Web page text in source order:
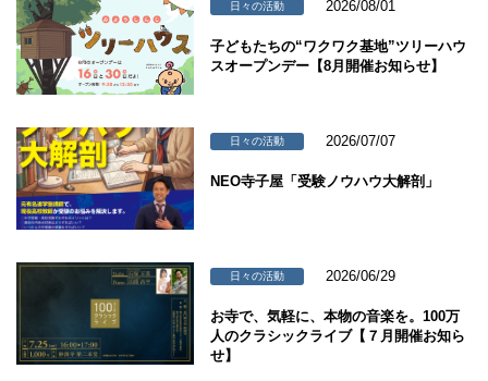
日々の活動 2026/08/01
子どもたちの“ワクワク基地”ツリーハウ
スオープンデー【8月開催お知らせ】
日々の活動 2026/07/07
NEO寺子屋「受験ノウハウ大解剖」
日々の活動 2026/06/29
お寺で、気軽に、本物の音楽を。100万
人のクラシックライブ【７月開催お知ら
せ】